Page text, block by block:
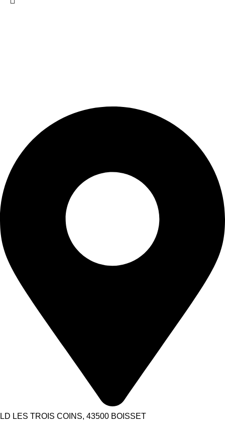
LD LES TROIS COINS, 43500 BOISSET